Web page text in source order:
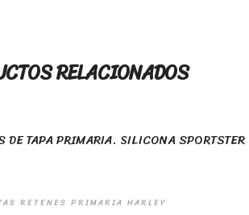
RELACIONADOS
RETENES PRIMARIA HARLEY